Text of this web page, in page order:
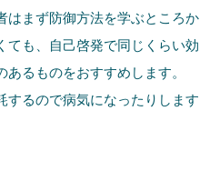
はまず防御方法を学ぶところか
ても、自己啓発で同じくらい効
るものをおすすめします。
するので病気になったりします